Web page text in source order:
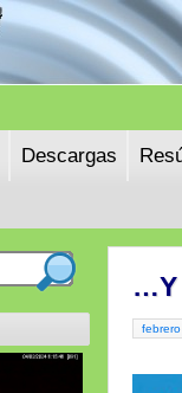
Descargas
…Y